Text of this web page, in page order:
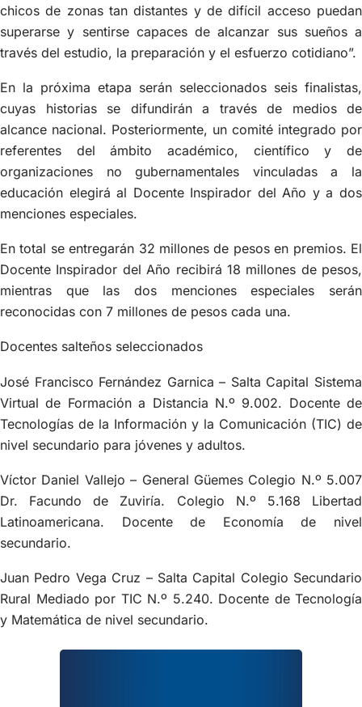
chicos de zonas tan distantes y de difícil acceso puedan
superarse y sentirse capaces de alcanzar sus sueños a
través del estudio, la preparación y el esfuerzo cotidiano”.
En la próxima etapa serán seleccionados seis finalistas,
cuyas historias se difundirán a través de medios de
alcance nacional. Posteriormente, un comité integrado por
referentes del ámbito académico, científico y de
organizaciones no gubernamentales vinculadas a la
educación elegirá al Docente Inspirador del Año y a dos
menciones especiales.
En total se entregarán 32 millones de pesos en premios. El
Docente Inspirador del Año recibirá 18 millones de pesos,
mientras que las dos menciones especiales serán
reconocidas con 7 millones de pesos cada una.
Docentes salteños seleccionados
José Francisco Fernández Garnica – Salta Capital Sistema
Virtual de Formación a Distancia N.º 9.002. Docente de
Tecnologías de la Información y la Comunicación (TIC) de
nivel secundario para jóvenes y adultos.
Víctor Daniel Vallejo – General Güemes Colegio N.º 5.007
Dr. Facundo de Zuviría. Colegio N.º 5.168 Libertad
Latinoamericana. Docente de Economía de nivel
secundario.
Juan Pedro Vega Cruz – Salta Capital Colegio Secundario
Rural Mediado por TIC N.º 5.240. Docente de Tecnología
y Matemática de nivel secundario.